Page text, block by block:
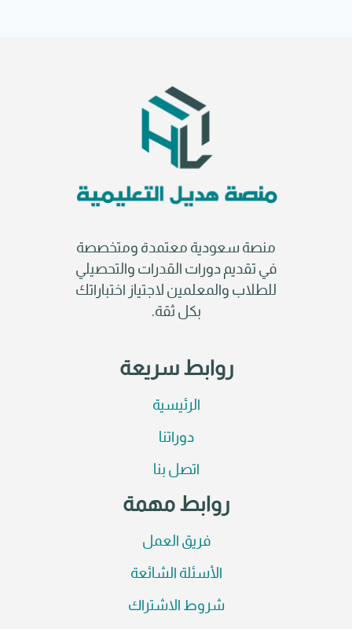
منصة سعودية معتمدة ومتخصصة
في تقديم دورات القدرات والتحصيلي
للطلاب والمعلمين لاجتياز اختباراتك
بكل ثقة.
روابط سريعة
الرئيسية
دوراتنا
اتصل بنا
روابط مهمة
فريق العمل
الأسئلة الشائعة
شروط الاشتراك